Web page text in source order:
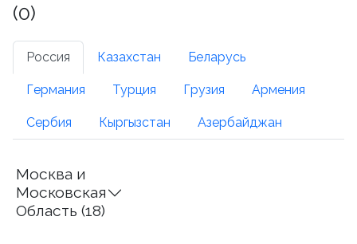
(0)
Россия Казахстан Беларусь
Германия Турция Грузия Армения
Сербия Кыргызстан Азербайджан
Москва и
Московская
Область (18)